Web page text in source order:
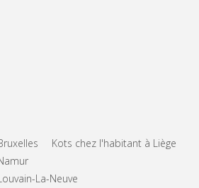
Kots chez l'habitant à Liège
La-Neuve